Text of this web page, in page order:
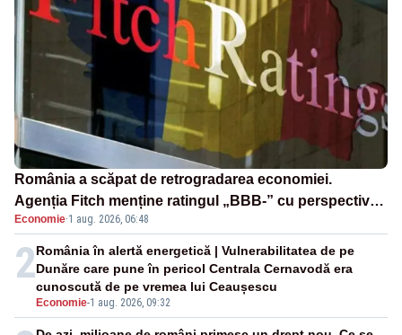
România a scăpat de retrogradarea economiei.
Agenția Fitch menține ratingul „BBB-” cu perspectivă
negativă
Economie·1 aug. 2026, 06:48
2
Economie-1 aug. 2026, 09:32
România în alertă energetică | Vulnerabilitatea de pe
Dunăre care pune în pericol Centrala Cernavodă era
cunoscută de pe vremea lui Ceaușescu